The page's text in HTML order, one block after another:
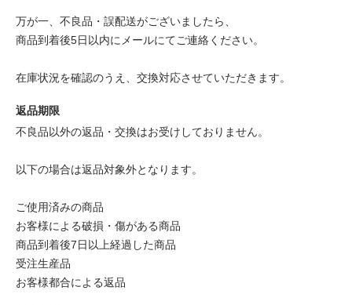
万が一、不良品・誤配送がございましたら、
商品到着後5日以内にメールにてご連絡ください。
在庫状況を確認のうえ、交換対応させていただきます。
返品期限
不良品以外の返品・交換はお受けしておりません。
以下の場合は返品対象外となります。
ご使用済みの商品
お客様による破損・傷がある商品
商品到着後7日以上経過した商品
受注生産品
お客様都合による返品